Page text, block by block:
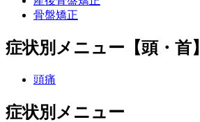
骨盤矯正
症状別メニュー【頭・首】
頭痛
症状別メニュー